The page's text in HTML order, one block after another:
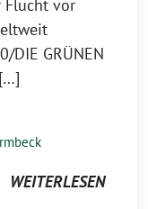
Flucht vor
DIE GRÜNEN
WEITERLESEN